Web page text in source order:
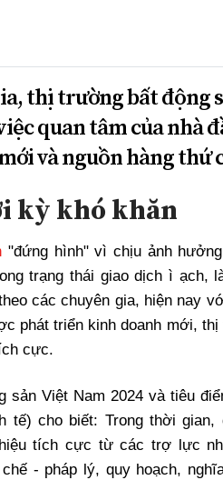
thị trường bất động
quan tâm của nhà
và nguồn hàng thứ
kỳ khó khăn
"đứng hình" vì chịu ảnh
trạng thái giao dịch ì ạch,
các chuyên gia, hiện nay
phát triển kinh doanh mới,
cực.
sản Việt Nam 2024 và tiêu
tế) cho biết: Trong thời gian,
tích cực từ các trợ lực
- pháp lý, quy hoạch,